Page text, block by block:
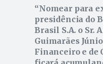
Nomear para
presidência do
Brasil S.A. o Sr.
Guimarães
Financeiro e de